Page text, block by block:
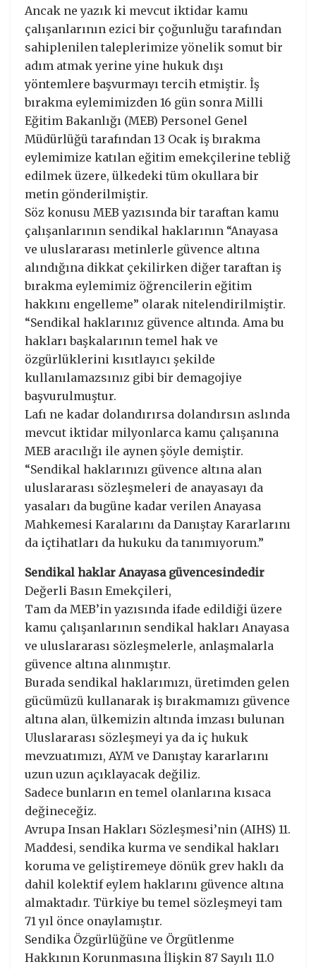
Ancak ne yazık ki mevcut iktidar kamu
çalışanlarının ezici bir çoğunluğu tarafından
sahiplenilen taleplerimize yönelik somut bir
adım atmak yerine yine hukuk dışı
yöntemlere başvurmayı tercih etmiştir. İş
bırakma eylemimizden 16 gün sonra Milli
Eğitim Bakanlığı (MEB) Personel Genel
Müdürlüğü tarafından 13 Ocak iş bırakma
eylemimize katılan eğitim emekçilerine tebliğ
edilmek üzere, ülkedeki tüm okullara bir
metin gönderilmiştir.
Söz konusu MEB yazısında bir taraftan kamu
çalışanlarının sendikal haklarının “Anayasa
ve uluslararası metinlerle güvence altına
alındığına dikkat çekilirken diğer taraftan iş
bırakma eylemimiz öğrencilerin eğitim
hakkını engelleme” olarak nitelendirilmiştir.
“Sendikal haklarınız güvence altında. Ama bu
hakları başkalarının temel hak ve
özgürlüklerini kısıtlayıcı şekilde
kullanılamazsınız gibi bir demagojiye
başvurulmuştur.
Lafı ne kadar dolandırırsa dolandırsın aslında
mevcut iktidar milyonlarca kamu çalışanına
MEB aracılığı ile aynen şöyle demiştir.
“Sendikal haklarınızı güvence altına alan
uluslararası sözleşmeleri de anayasayı da
yasaları da bugüne kadar verilen Anayasa
Mahkemesi Karalarını da Danıştay Kararlarını
da içtihatları da hukuku da tanımıyorum.”
Sendikal haklar Anayasa güvencesindedir
Değerli Basın Emekçileri,
Tam da MEB’in yazısında ifade edildiği üzere
kamu çalışanlarının sendikal hakları Anayasa
ve uluslararası sözleşmelerle, anlaşmalarla
güvence altına alınmıştır.
Burada sendikal haklarımızı, üretimden gelen
gücümüzü kullanarak iş bırakmamızı güvence
altına alan, ülkemizin altında imzası bulunan
Uluslararası sözleşmeyi ya da iç hukuk
mevzuatımızı, AYM ve Danıştay kararlarını
uzun uzun açıklayacak değiliz.
Sadece bunların en temel olanlarına kısaca
değineceğiz.
Avrupa Insan Hakları Sözleşmesi’nin (AIHS) 11.
Maddesi, sendika kurma ve sendikal hakları
koruma ve geliştiremeye dönük grev haklı da
dahil kolektif eylem haklarını güvence altına
almaktadır. Türkiye bu temel sözleşmeyi tam
71 yıl önce onaylamıştır.
Sendika Özgürlüğüne ve Örgütlenme
Hakkının Korunmasına İlişkin 87 Sayılı 11.0